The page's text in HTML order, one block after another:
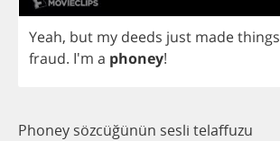
Yeah, but my deeds just madethings
fraud. I'm a phoney!
Phoney sözcüğünün sesli telaffuzu